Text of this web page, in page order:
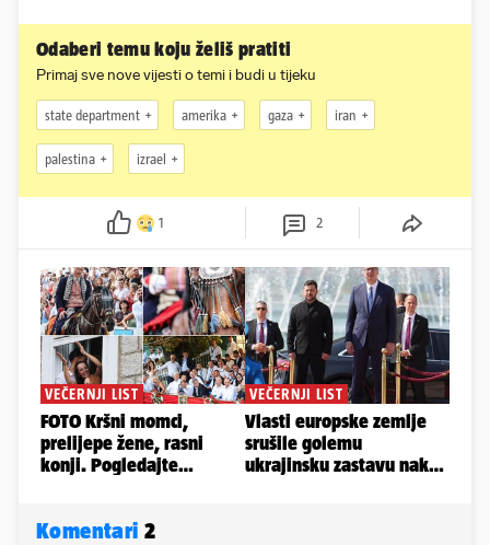
Odaberi temu koju želiš pratiti
Primaj sve nove vijesti o temi i budi u tijeku
state department amerika gaza iran
palestina izrael
1 2
Komentari 2